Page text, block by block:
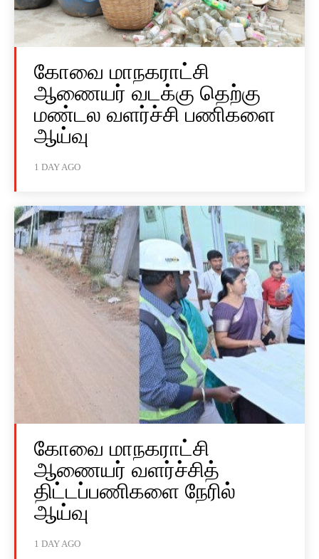
கோவை மாநகராட்சி
ஆணையர் வடக்கு தெற்கு
மண்டல வளர்ச்சி பணிகளை
ஆய்வு
1 DAY AGO
கோவை மாநகராட்சி
ஆணையர் வளர்ச்சித்
திட்டப்பணிகளை நேரில்
ஆய்வு
1 DAY AGO